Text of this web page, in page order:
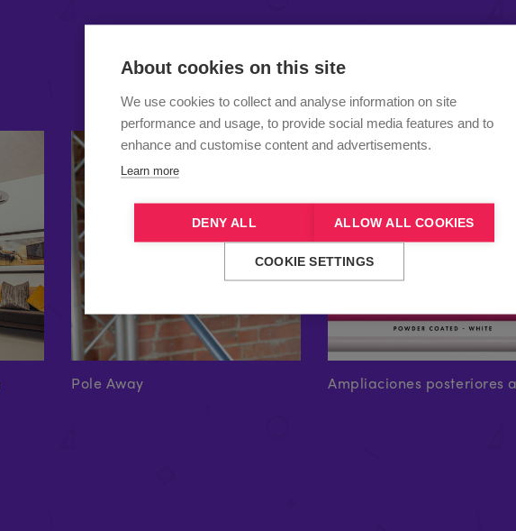
TAMBIÉN LE PUEDE INTERESAR
Pole Away Ampliaciones posteriores
About cookies on this site
We use cookies to collect and analyse information on site
performance and usage, to provide social media features and to
enhance and customise content and advertisements.
Learn more
DENY ALL ALLOW ALL COOKIES
COOKIE SETTINGS